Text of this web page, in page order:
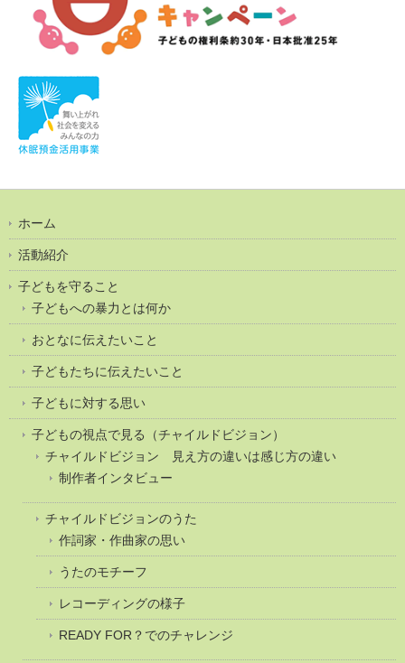
ホーム
活動紹介
子どもを守ること
子どもへの暴力とは何か
おとなに伝えたいこと
子どもたちに伝えたいこと
子どもに対する思い
子どもの視点で見る（チャイルドビジョン）
チャイルドビジョン 見え方の違いは感じ方の違い
制作者インタビュー
チャイルドビジョンのうた
作詞家・作曲家の思い
うたのモチーフ
レコーディングの様子
READY FOR？でのチャレンジ